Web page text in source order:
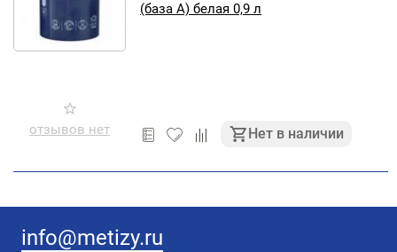
отзывов нет
(база А) белая 0,9 л
Нет в наличии
info@metizy.ru